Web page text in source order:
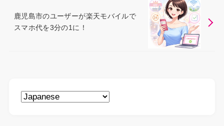
鹿児島市のユーザーが楽天モバイルで
スマホ代を3分の1に！